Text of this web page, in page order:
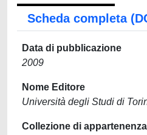
Scheda completa
Data di pubblicazione
2009
Nome Editore
Università degli Studi di
Collezione di appartenenza